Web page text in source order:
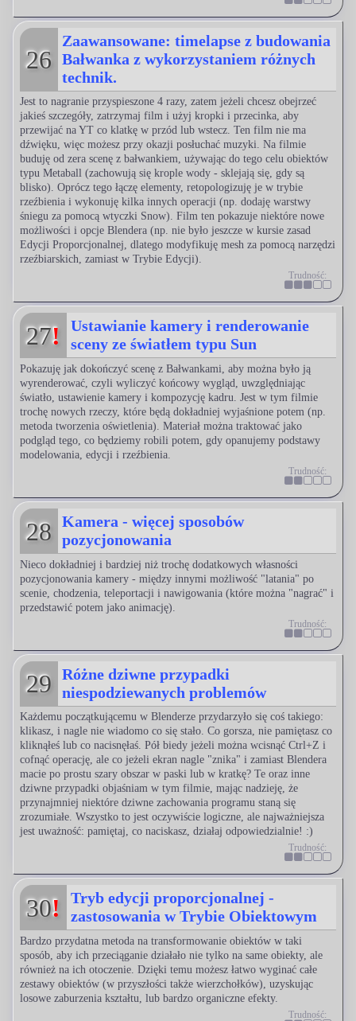
26
Trudność:
Zaawansowane: timelapse z budowania
Bałwanka z wykorzystaniem różnych
technik.
Jest to nagranie przyspieszone 4 razy, zatem jeżeli chcesz obejrzeć
jakieś szczegóły, zatrzymaj film i użyj kropki i przecinka, aby
przewijać na YT co klatkę w przód lub wstecz. Ten film nie ma
dźwięku, więc możesz przy okazji posłuchać muzyki. Na filmie
buduję od zera scenę z bałwankiem, używając do tego celu obiektów
typu Metaball (zachowują się krople wody - sklejają się, gdy są
blisko). Oprócz tego łączę elementy, retopologizuję je w trybie
rzeźbienia i wykonuję kilka innych operacji (np. dodaję warstwy
śniegu za pomocą wtyczki Snow). Film ten pokazuje niektóre nowe
możliwości i opcje Blendera (np. nie było jeszcze w kursie zasad
Edycji Proporcjonalnej, dlatego modyfikuję mesh za pomocą narzędzi
rzeźbiarskich, zamiast w Trybie Edycji).
27!
Trudność:
Ustawianie kamery i renderowanie
sceny ze światłem typu Sun
Pokazuję jak dokończyć scenę z Bałwankami, aby można było ją
wyrenderować, czyli wyliczyć końcowy wygląd, uwzględniając
światło, ustawienie kamery i kompozycję kadru. Jest w tym filmie
trochę nowych rzeczy, które będą dokładniej wyjaśnione potem (np.
metoda tworzenia oświetlenia). Materiał można traktować jako
podgląd tego, co będziemy robili potem, gdy opanujemy podstawy
modelowania, edycji i rzeźbienia.
28
Trudność:
Kamera - więcej sposobów
pozycjonowania
Nieco dokładniej i bardziej niż trochę dodatkowych własności
pozycjonowania kamery - między innymi możliwość "latania" po
scenie, chodzenia, teleportacji i nawigowania (które można "nagrać" i
przedstawić potem jako animację).
29
Trudność:
Różne dziwne przypadki
niespodziewanych problemów
Każdemu początkującemu w Blenderze przydarzyło się coś takiego:
klikasz, i nagle nie wiadomo co się stało. Co gorsza, nie pamiętasz co
kliknąłeś lub co nacisnęłaś. Pół biedy jeżeli można wcisnąć Ctrl+Z i
cofnąć operację, ale co jeżeli ekran nagle "znika" i zamiast Blendera
macie po prostu szary obszar w paski lub w kratkę? Te oraz inne
dziwne przypadki objaśniam w tym filmie, mając nadzieję, że
przynajmniej niektóre dziwne zachowania programu staną się
zrozumiałe. Wszystko to jest oczywiście logiczne, ale najważniejsza
jest uważność: pamiętaj, co naciskasz, działaj odpowiedzialnie! :)
30!
Trudność:
Tryb edycji proporcjonalnej -
zastosowania w Trybie Obiektowym
Bardzo przydatna metoda na transformowanie obiektów w taki
sposób, aby ich przeciąganie działało nie tylko na same obiekty, ale
również na ich otoczenie. Dzięki temu możesz łatwo wyginać całe
zestawy obiektów (w przyszłości także wierzchołków), uzyskując
losowe zaburzenia kształtu, lub bardzo organiczne efekty.